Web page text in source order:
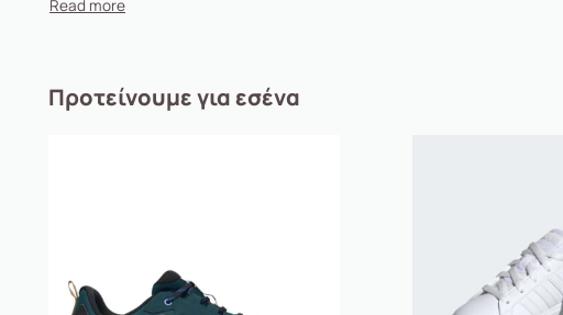
Εσωτερική σόλα
ΣόλαΥλικό υψηλής ποιότητας
Προτείνουμε για εσένα